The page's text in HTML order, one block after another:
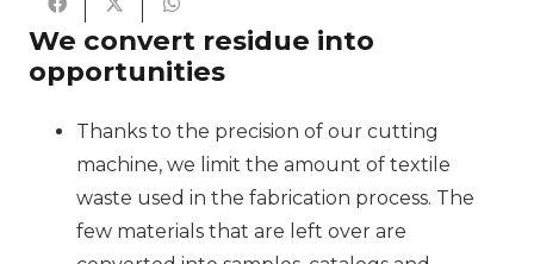
We convert residue into
opportunities
Thanks to the precision of our cutting
machine, we limit the amount of textile
waste used in the fabrication process. The
few materials that are left over are